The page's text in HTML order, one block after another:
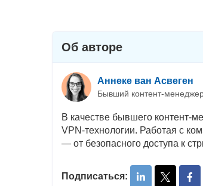
Об авторе
Аннеке ван Асвеген
Бывший контент-
В качестве бывшего контент-
VPN-технологии. Работая с
— от безопасного доступа к
Подписаться: